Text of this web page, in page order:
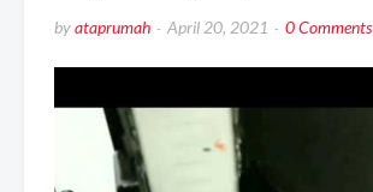
byataprumah April 20, 2021 0 Comments